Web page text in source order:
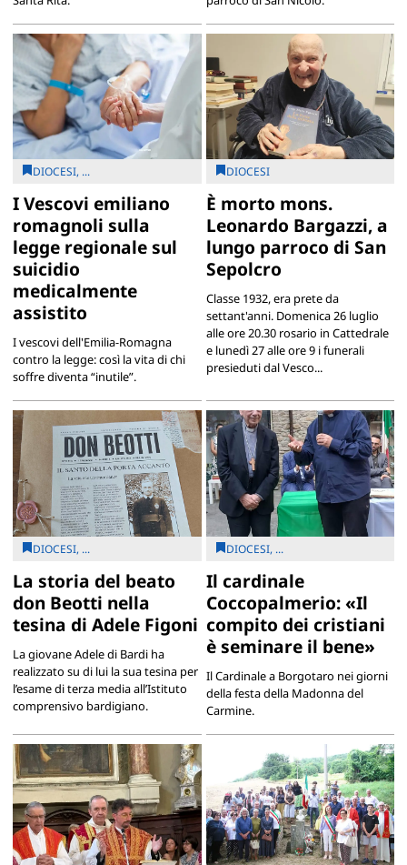
DIOCESI, ...
I Vescovi emiliano
romagnoli sulla
legge regionale sul
suicidio
medicalmente
assistito
I vescovi dell'Emilia-Romagna
contro la legge: così la vita di chi
soffre diventa “inutile”.
DIOCESI
È morto mons.
Leonardo Bargazzi, a
lungo parroco di San
Sepolcro
Classe 1932, era prete da
settant'anni. Domenica 26 luglio
alle ore 20.30 rosario in Cattedrale
e lunedì 27 alle ore 9 i funerali
presieduti dal Vesco...
DIOCESI, ...
La storia del beato
don Beotti nella
tesina di Adele Figoni
La giovane Adele di Bardi ha
realizzato su di lui la sua tesina per
l’esame di terza media all’Istituto
comprensivo bardigiano.
DIOCESI, ...
Il cardinale
Coccopalmerio: «Il
compito dei cristiani
è seminare il bene»
Il Cardinale a Borgotaro nei giorni
della festa della Madonna del
Carmine.